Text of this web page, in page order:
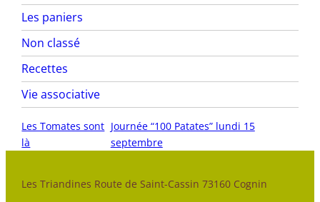
Les paniers
Non classé
Recettes
Vie associative
Les Tomates sont
là
Journée “100 Patates” lundi 15
septembre
Les Triandines Route de Saint-Cassin 73160 Cognin